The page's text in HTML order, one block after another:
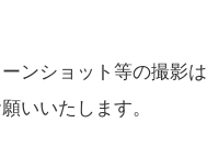
ンショット等の撮影は
いいたします。